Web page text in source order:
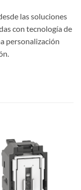
las soluciones
con tecnología de
personalización